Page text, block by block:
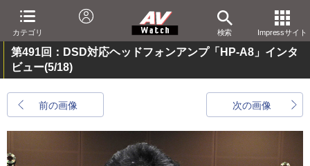
カテゴリ 検索 Impressサイト
第491回：DSD対応ヘッドフォンアンプ「HP-A8」インタ
ビュー(5/18)
前の画像 次の画像